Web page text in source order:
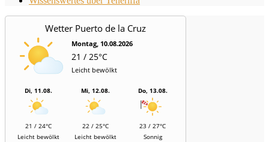
Wetter Puerto de la Cruz
Montag, 10.08.2026
21 / 25°C
Leicht bewölkt
Di, 11.08.
21 / 24°C
Leicht bewölkt
Mi, 12.08.
22 / 25°C
Leicht bewölkt
Do, 13.08.
23 / 27°C
Sonnig